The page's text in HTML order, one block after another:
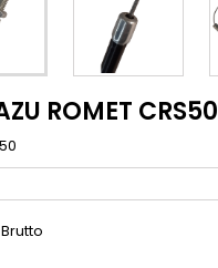
ROMET CRS50
Brutto